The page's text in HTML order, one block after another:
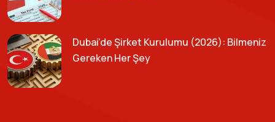
Dubai’de Şirket Kurulumu (2026): Bilmeniz
Gereken Her Şey